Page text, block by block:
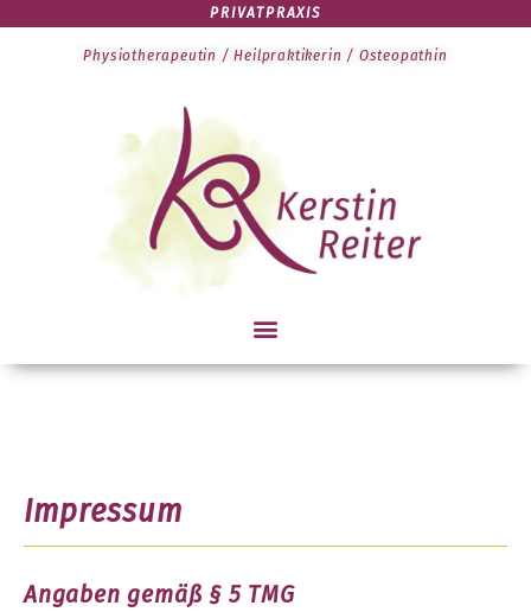
PRIVATPRAXIS
Physiotherapeutin / Heilpraktikerin / Osteopathin
Impressum
Angaben gemäß § 5 TMG